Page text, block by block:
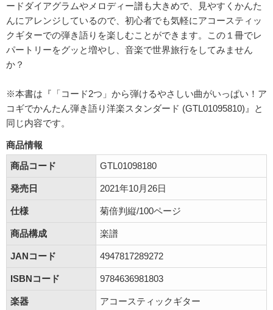
ードダイアグラムやメロディー譜も大きめで、見やすくかんた
んにアレンジしているので、初心者でも気軽にアコースティッ
クギターでの弾き語りを楽しむことができます。この１冊でレ
パートリーをグッと増やし、音楽で世界旅行をしてみません
か？
※本書は『「コード2つ」から弾けるやさしい曲がいっぱい！ア
コギでかんたん弾き語り洋楽スタンダード (GTL01095810)』と
同じ内容です。
商品情報
商品コード
GTL01098180
発売日 2021年10月26日
仕様 菊倍判縦/100ページ
商品構成 楽譜
JANコード 4947817289272
ISBNコード 9784636981803
楽器 アコースティックギター